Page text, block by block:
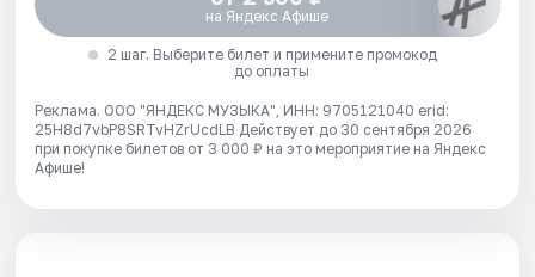
на Яндекс Афише
2 шаг. Выберите билет и примените промокод
до оплаты
Реклама. ООО "ЯНДЕКС МУЗЫКА", ИНН: 9705121040 erid:
25H8d7vbP8SRTvHZrUcdLB Действует до 30 сентября 2026
при покупке билетов от 3 000 ₽ на это мероприятие на Яндекс
Афише!